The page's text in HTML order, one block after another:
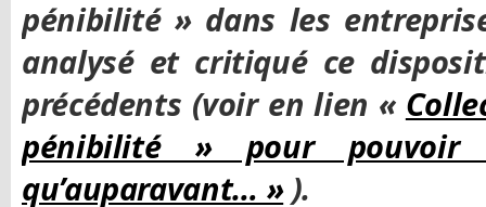
pénibilité » dans les
analysé et critiqué ce
précédents (voir en lien «
pénibilité » pour
qu’auparavant… »).